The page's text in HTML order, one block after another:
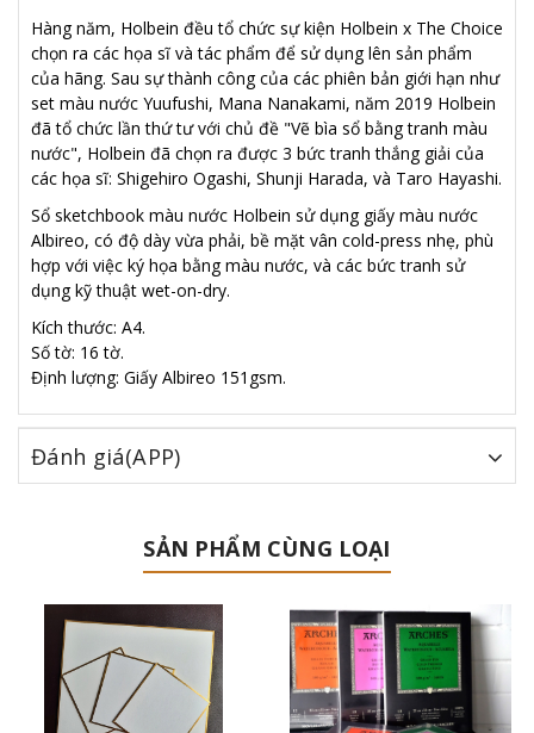
Hàng năm, Holbein đều tổ chức sự kiện Holbein x The Choice
chọn ra các họa sĩ và tác phẩm để sử dụng lên sản phẩm
của hãng. Sau sự thành công của các phiên bản giới hạn như
set màu nước Yuufushi, Mana Nanakami, năm 2019 Holbein
đã tổ chức lần thứ tư với chủ đề "Vẽ bìa sổ bằng tranh màu
nước", Holbein đã chọn ra được 3 bức tranh thắng giải của
các họa sĩ: Shigehiro Ogashi, Shunji Harada, và Taro Hayashi.
Sổ sketchbook màu nước Holbein sử dụng giấy màu nước
Albireo, có độ dày vừa phải, bề mặt vân cold-press nhẹ, phù
hợp với việc ký họa bằng màu nước, và các bức tranh sử
dụng kỹ thuật wet-on-dry.
Kích thước: A4.
Số tờ: 16 tờ.
Định lượng: Giấy Albireo 151gsm.
Đánh giá(APP)
SẢN PHẨM CÙNG LOẠI